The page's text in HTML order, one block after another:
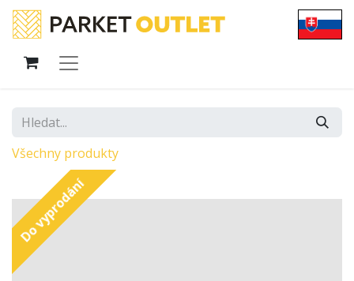
Všechny produkty
Do vyprodání